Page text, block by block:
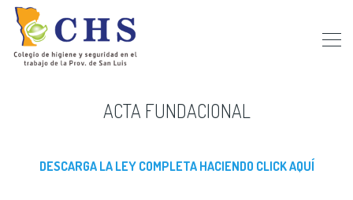
ACTA FUNDACIONAL
DESCARGA LA LEY COMPLETA HACIENDO CLICK AQUÍ